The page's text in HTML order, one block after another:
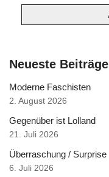
Neueste Beiträge
Moderne Faschisten
2. August 2026
Gegenüber ist Lolland
21. Juli 2026
Überraschung / Surprise
6. Juli 2026